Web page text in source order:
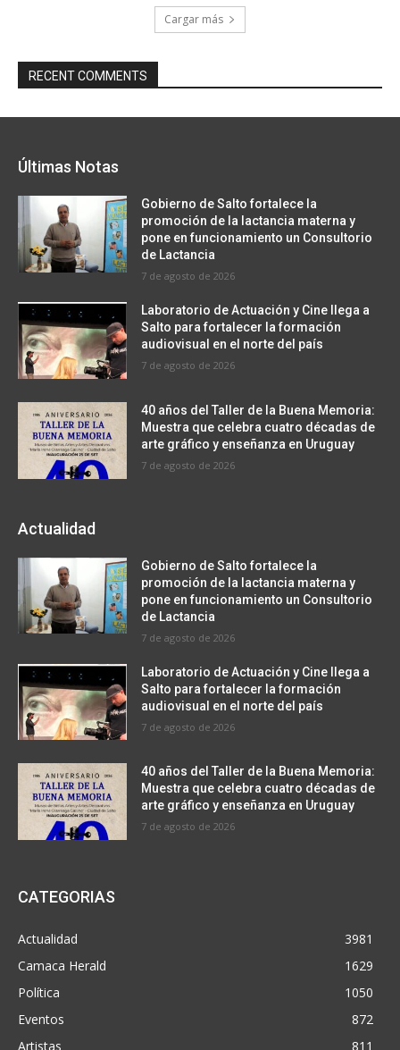
Cargar más
RECENT COMMENTS
Últimas Notas
Gobierno de Salto fortalece la
promoción de la lactancia materna y
pone en funcionamiento un Consultorio
de Lactancia
7 de agosto de 2026
Laboratorio de Actuación y Cine llega a
Salto para fortalecer la formación
audiovisual en el norte del país
7 de agosto de 2026
40 años del Taller de la Buena Memoria:
Muestra que celebra cuatro décadas de
arte gráfico y enseñanza en Uruguay
7 de agosto de 2026
Actualidad
Gobierno de Salto fortalece la
promoción de la lactancia materna y
pone en funcionamiento un Consultorio
de Lactancia
7 de agosto de 2026
Laboratorio de Actuación y Cine llega a
Salto para fortalecer la formación
audiovisual en el norte del país
7 de agosto de 2026
40 años del Taller de la Buena Memoria:
Muestra que celebra cuatro décadas de
arte gráfico y enseñanza en Uruguay
7 de agosto de 2026
CATEGORIAS
Actualidad
3981
Camaca Herald
1629
Política
1050
Eventos
872
Artistas
811